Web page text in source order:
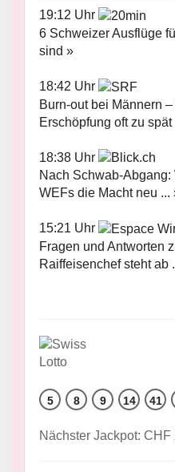
19:12 Uhr
6 Schweizer Ausflüge
sind »
18:42 Uhr
Burn-out bei Männern
Erschöpfung oft zu spät
18:38 Uhr
Nach Schwab-
WEFs die Macht neu ...
15:21 Uhr
Fragen und Antworten
Raiffeisenchef steht ab
5 8 9 14 41
Nächster Jackpot: